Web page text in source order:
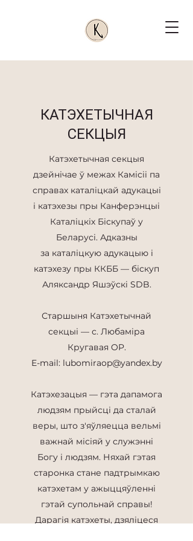
КАТЭХЕТЫЧНАЯ
СЕКЦЫЯ
Катэхетычная секцыя
дзейнічае ў межах Камісіі па
справах каталіцкай адукацыі
і катэхезы пры Канферэнцыі
Каталіцкіх Біскупаў у
Беларусі. Адказны
за каталіцкую адукацыю і
катэхезу пры ККББ — біскуп
Аляксандр Яшэўскi SDB.
Старшыня Катэхетычнай
секцыі — с. Любаміра
Кругавая OP.
E-mail: lubomiraop@yandex.by
Катэхезацыя — гэта дапамога
людзям прыйсці да сталай
веры, што з'яўляецца вельмі
важнай місіяй у служэнні
Богу і людзям. Няхай гэтая
старонка стане падтрымкаю
катэхетам у ажыццяўленні
гэтай супольнай справы!
Дарагія катэхеты, дзяліцеся